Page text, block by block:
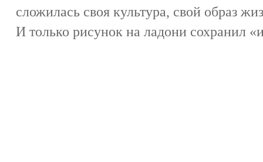
сложилась своя культура, свой образ
И только рисунок на ладони сохранил